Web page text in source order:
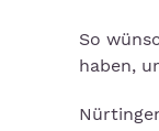
So
haben,